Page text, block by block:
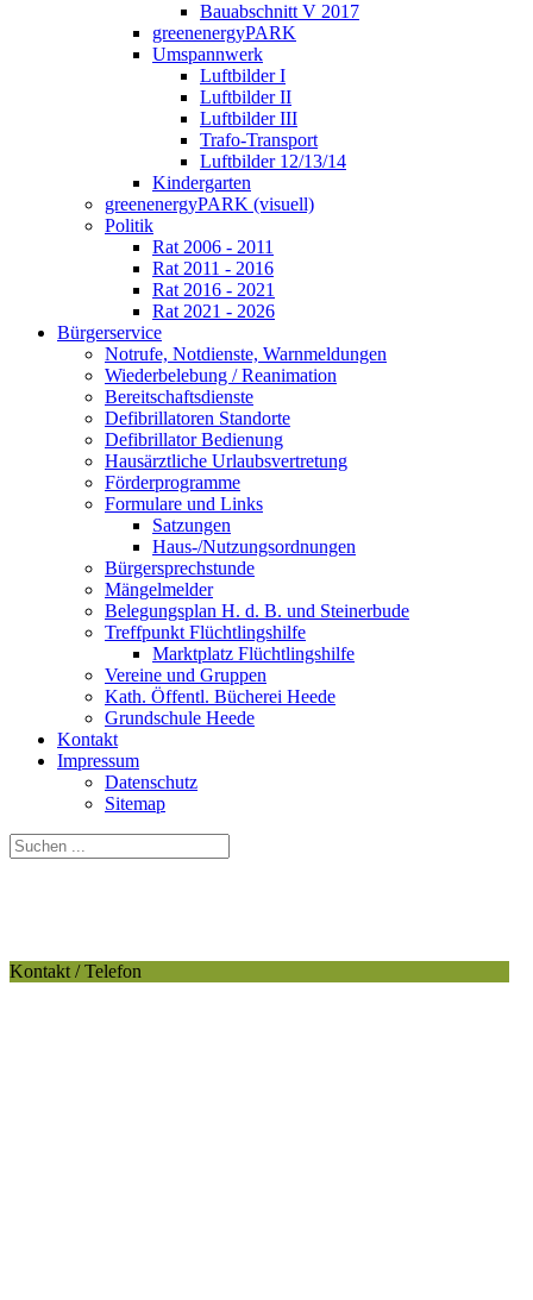
Bauabschnitt V 2017
greenenergyPARK
Umspannwerk
Luftbilder I
Luftbilder II
Luftbilder III
Trafo-Transport
Luftbilder 12/13/14
Kindergarten
greenenergyPARK (visuell)
Politik
Rat 2006 - 2011
Rat 2011 - 2016
Rat 2016 - 2021
Rat 2021 - 2026
Bürgerservice
Notrufe, Notdienste, Warnmeldungen
Wiederbelebung / Reanimation
Bereitschaftsdienste
Defibrillatoren Standorte
Defibrillator Bedienung
Hausärztliche Urlaubsvertretung
Förderprogramme
Formulare und Links
Satzungen
Haus-/Nutzungsordnungen
Bürgersprechstunde
Mängelmelder
Belegungsplan H. d. B. und Steinerbude
Treffpunkt Flüchtlingshilfe
Marktplatz Flüchtlingshilfe
Vereine und Gruppen
Kath. Öffentl. Bücherei Heede
Grundschule Heede
Kontakt
Impressum
Datenschutz
Sitemap
Kontakt / Telefon